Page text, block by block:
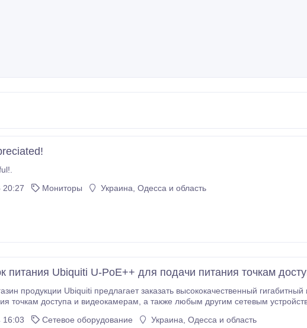
20:27
Мониторы Украина, Одесса и область
питания Ubiquiti U-PoE++ для подачи питания точкам
продукции Ubiquiti предлагает заказать высококачественный
видеокамерам, а также любым другим сетевым устройствам. Основные технические
тока при 50/60 Гц, максимальная мощность PoE+ на порт от PSE 60 Вт, вес 210 г, размер
16:03 Сетевое оборудование Украина, Одесса и область